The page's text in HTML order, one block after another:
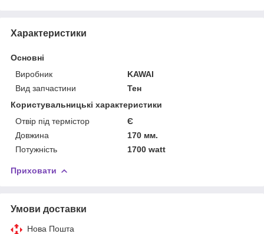
Характеристики
Основні
Виробник
KAWAI
Вид запчастини
Тен
Користувальницькі характеристики
Отвір під термістор
Є
Довжина
170 мм.
Потужність
1700 watt
Приховати
Умови доставки
Нова Пошта